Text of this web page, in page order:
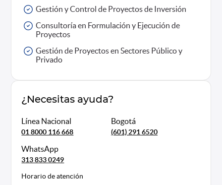
Gestión y Control de Proyectos de Inversión
Consultoría en Formulación y Ejecución de
Proyectos
Gestión de Proyectos en Sectores Público y
Privado
¿Necesitas ayuda?
Línea Nacional
01 8000 116 668
Bogotá
(601) 291 6520
WhatsApp
313 833 0249
Horario de atención